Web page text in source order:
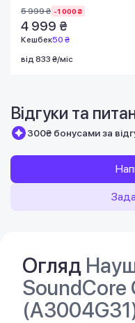
5 999 ₴ -1 000 ₴
4 999 ₴
Кешбек50 ₴
від 833 ₴/міс
Відгуки та
300₴ бонусами за
Огляд
SoundCore